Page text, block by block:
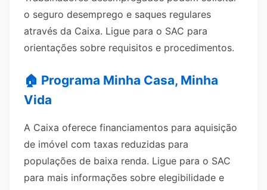
o seguro desemprego e saques regulares
através da Caixa. Ligue para o SAC para
orientações sobre requisitos e procedimentos.
🏠 Programa Minha Casa, Minha
Vida
A Caixa oferece financiamentos para aquisição
de imóvel com taxas reduzidas para
populações de baixa renda. Ligue para o SAC
para mais informações sobre elegibilidade e